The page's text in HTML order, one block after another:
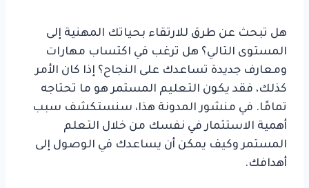
هل تبحث عن طرق للارتقاء بحياتك المهنية إلى
المستوى التالي؟ هل ترغب في اكتساب مهارات
ومعارف جديدة تساعدك على النجاح؟ إذا كان الأمر
كذلك، فقد يكون التعليم المستمر هو ما تحتاجه
تمامًا. في منشور المدونة هذا، سنستكشف سبب
أهمية الاستثمار في نفسك من خلال التعلم
المستمر وكيف يمكن أن يساعدك في الوصول إلى
أهدافك.